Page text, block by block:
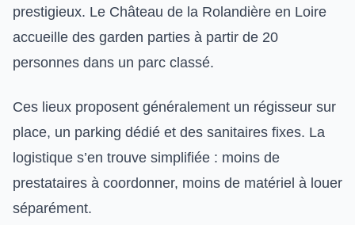
prestigieux. Le Château de la Rolandière en Loire
accueille des garden parties à partir de 20
personnes dans un parc classé.
Ces lieux proposent généralement un régisseur sur
place, un parking dédié et des sanitaires fixes. La
logistique s’en trouve simplifiée : moins de
prestataires à coordonner, moins de matériel à louer
séparément.